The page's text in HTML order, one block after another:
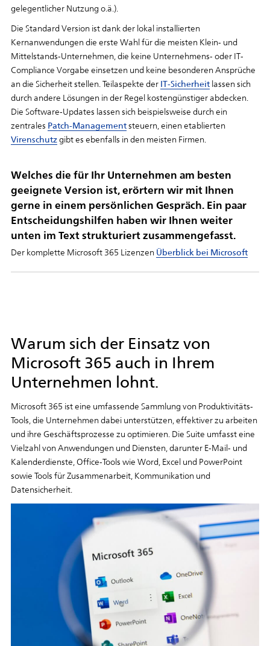
gelegentlicher Nutzung o.ä.).
Die Standard Version ist dank der lokal installierten
Kernanwendungen die erste Wahl für die meisten Klein- und
Mittelstands-Unternehmen, die keine Unternehmens- oder IT-
Compliance Vorgabe einsetzen und keine besonderen Ansprüche
an die Sicherheit stellen. Teilaspekte der IT-Sicherheit lassen sich
durch andere Lösungen in der Regel kostengünstiger abdecken.
Die Software-Updates lassen sich beispielsweise durch ein
zentrales Patch-Managementsteuern, einen etablierten
Virenschutzgibt es ebenfalls in den meisten Firmen.
Welches die für Ihr Unternehmen am besten
geeignete Version ist, erörtern wir mit Ihnen
gerne in einem persönlichen Gespräch. Ein paar
Entscheidungshilfen haben wir Ihnen weiter
unten im Text strukturiert zusammengefasst.
Der komplette Microsoft 365 Lizenzen Überblick bei Microsoft
Warum sich der Einsatz von
Microsoft 365 auch in Ihrem
Unternehmen lohnt.
Microsoft 365 ist eine umfassende Sammlung von Produktivitäts-
Tools, die Unternehmen dabei unterstützen, effektiver zu arbeiten
und ihre Geschäftsprozesse zu optimieren. Die Suite umfasst eine
Vielzahl von Anwendungen und Diensten, darunter E-Mail- und
Kalenderdienste, Office-Tools wie Word, Excel und PowerPoint
sowie Tools für Zusammenarbeit, Kommunikation und
Datensicherheit.